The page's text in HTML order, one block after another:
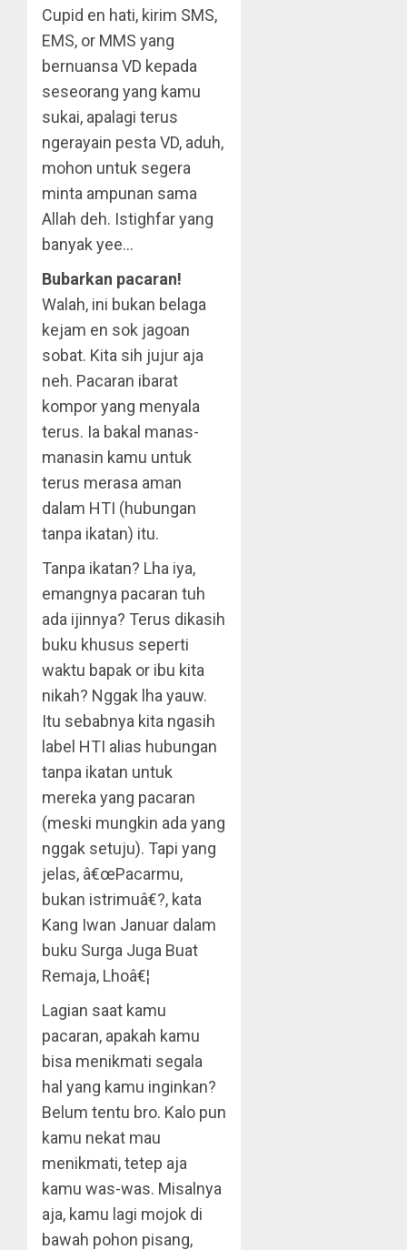
Cupid en hati, kirim SMS,
EMS, or MMS yang
bernuansa VD kepada
seseorang yang kamu
sukai, apalagi terus
ngerayain pesta VD, aduh,
mohon untuk segera
minta ampunan sama
Allah deh. Istighfar yang
banyak yee…
Bubarkan pacaran!
Walah, ini bukan belaga
kejam en sok jagoan
sobat. Kita sih jujur aja
neh. Pacaran ibarat
kompor yang menyala
terus. Ia bakal manas-
manasin kamu untuk
terus merasa aman
dalam HTI (hubungan
tanpa ikatan) itu.
Tanpa ikatan? Lha iya,
emangnya pacaran tuh
ada ijinnya? Terus dikasih
buku khusus seperti
waktu bapak or ibu kita
nikah? Nggak lha yauw.
Itu sebabnya kita ngasih
label HTI alias hubungan
tanpa ikatan untuk
mereka yang pacaran
(meski mungkin ada yang
nggak setuju). Tapi yang
jelas, â€œPacarmu,
bukan istrimuâ€?, kata
Kang Iwan Januar dalam
buku Surga Juga Buat
Remaja, Lhoâ€¦
Lagian saat kamu
pacaran, apakah kamu
bisa menikmati segala
hal yang kamu inginkan?
Belum tentu bro. Kalo pun
kamu nekat mau
menikmati, tetep aja
kamu was-was. Misalnya
aja, kamu lagi mojok di
bawah pohon pisang,